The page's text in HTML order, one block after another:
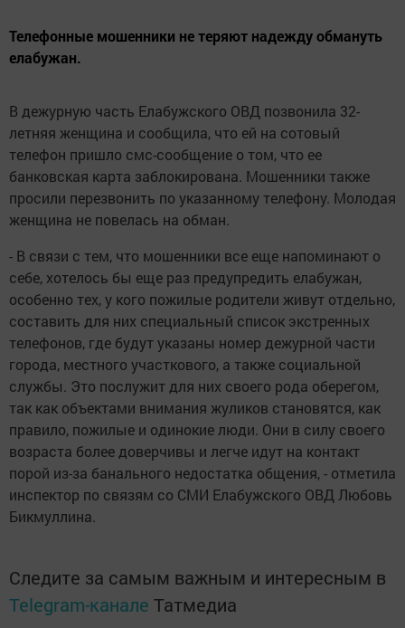
Телефонные мошенники не теряют надежду обмануть
елабужан.
В дежурную часть Елабужского ОВД позвонила 32-
летняя женщина и сообщила, что ей на сотовый
телефон пришло смс-сообщение о том, что ее
банковская карта заблокирована. Мошенники также
просили перезвонить по указанному телефону. Молодая
женщина не повелась на обман.
- В связи с тем, что мошенники все еще напоминают о
себе, хотелось бы еще раз предупредить елабужан,
особенно тех, у кого пожилые родители живут отдельно,
составить для них специальный список экстренных
телефонов, где будут указаны номер дежурной части
города, местного участкового, а также социальной
службы. Это послужит для них своего рода оберегом,
так как объектами внимания жуликов становятся, как
правило, пожилые и одинокие люди. Они в силу своего
возраста более доверчивы и легче идут на контакт
порой из-за банального недостатка общения, - отметила
инспектор по связям со СМИ Елабужского ОВД Любовь
Бикмуллина.
Следите за самым важным и интересным в
Telegram-канале Татмедиа